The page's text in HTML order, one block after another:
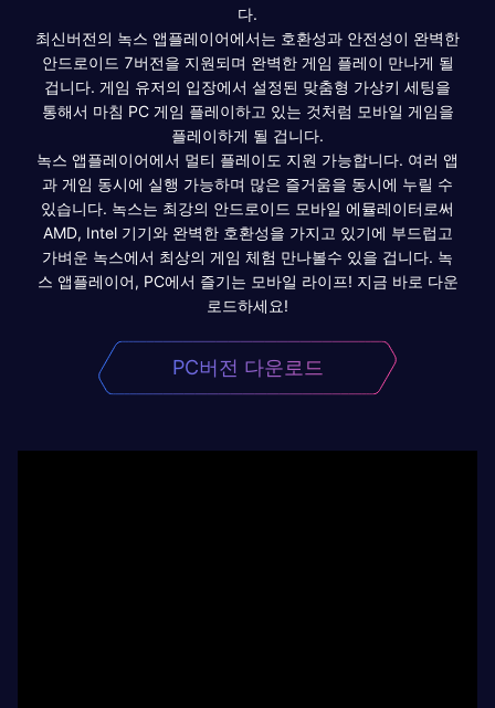
다.
최신버전의 녹스 앱플레이어에서는 호환성과 안전성이 완벽한
안드로이드 7버전을 지원되며 완벽한 게임 플레이 만나게 될
겁니다. 게임 유저의 입장에서 설정된 맞춤형 가상키 세팅을
통해서 마침 PC 게임 플레이하고 있는 것처럼 모바일 게임을
플레이하게 될 겁니다.
녹스 앱플레이어에서 멀티 플레이도 지원 가능합니다. 여러 앱
과 게임 동시에 실행 가능하며 많은 즐거움을 동시에 누릴 수
있습니다. 녹스는 최강의 안드로이드 모바일 에뮬레이터로써
AMD, Intel 기기와 완벽한 호환성을 가지고 있기에 부드럽고
가벼운 녹스에서 최상의 게임 체험 만나볼수 있을 겁니다. 녹
스 앱플레이어, PC에서 즐기는 모바일 라이프! 지금 바로 다운
로드하세요!
PC버전 다운로드